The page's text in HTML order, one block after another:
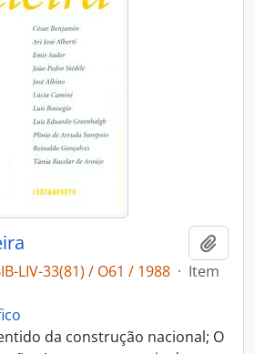
LIV-33(81) / O61 / 1988 · Item
da construção nacional; O